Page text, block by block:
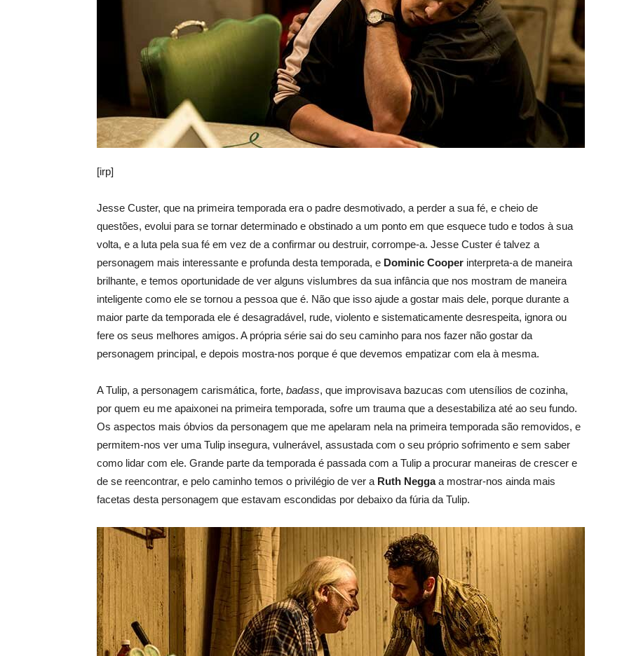
[irp]
Jesse Custer, que na primeira temporada era o padre desmotivado, a perder a sua fé, e cheio de
questões, evolui para se tornar determinado e obstinado a um ponto em que esquece tudo e todos à sua
volta, e a luta pela sua fé em vez de a confirmar ou destruir, corrompe-a. Jesse Custer é talvez a
personagem mais interessante e profunda desta temporada, e Dominic Cooper interpreta-a de maneira
brilhante, e temos oportunidade de ver alguns vislumbres da sua infância que nos mostram de maneira
inteligente como ele se tornou a pessoa que é. Não que isso ajude a gostar mais dele, porque durante a
maior parte da temporada ele é desagradável, rude, violento e sistematicamente desrespeita, ignora ou
fere os seus melhores amigos. A própria série sai do seu caminho para nos fazer não gostar da
personagem principal, e depois mostra-nos porque é que devemos empatizar com ela à mesma.
A Tulip, a personagem carismática, forte, badass, que improvisava bazucas com utensílios de cozinha,
por quem eu me apaixonei na primeira temporada, sofre um trauma que a desestabiliza até ao seu fundo.
Os aspectos mais óbvios da personagem que me apelaram nela na primeira temporada são removidos, e
permitem-nos ver uma Tulip insegura, vulnerável, assustada com o seu próprio sofrimento e sem saber
como lidar com ele. Grande parte da temporada é passada com a Tulip a procurar maneiras de crescer e
de se reencontrar, e pelo caminho temos o privilégio de ver a Ruth Neggaa mostrar-nos ainda mais
facetas desta personagem que estavam escondidas por debaixo da fúria da Tulip.